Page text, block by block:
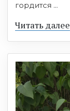
гордится ...
Читать далее